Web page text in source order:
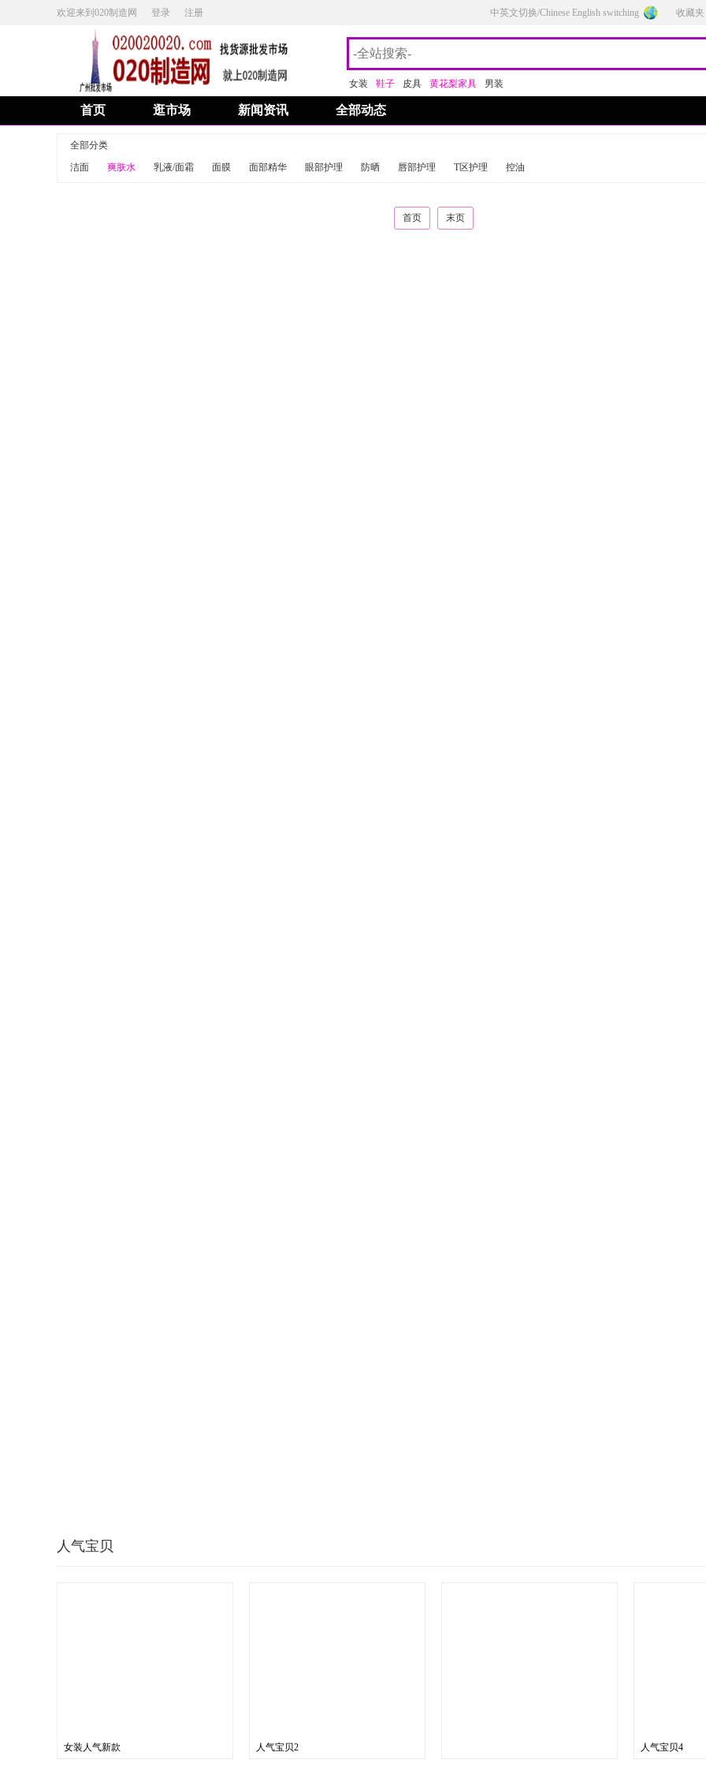
欢迎来到020制造网 登录 注册 中英文切换/Chinese English switching 收藏夹
女装 鞋子 皮具 黄花梨家具 男装
首页 逛市场 新闻资讯 全部动态
全部分类
洁面
爽肤水 乳液/面霜 面膜 面部精华 眼部护理 防晒 唇部护理 T区护理 控油
首页 末页
人气宝贝
女装人气新款 人气宝贝2 人气宝贝4